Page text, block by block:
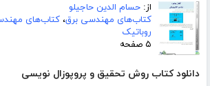
از: حسام الدین حاجیلو
کتاب‌های مهندسی برق، کتاب‌های
روباتیک
۵ صفحه
دانلود کتاب روش تحقیق و پروپوزال نویسی